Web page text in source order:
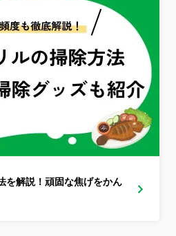
を解説！頑固な焦げをかん